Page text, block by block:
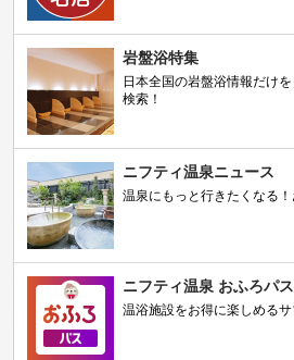
岩盤浴特集
日本全国の岩盤浴情報だけ
検索！
ニフティ温泉ニュース
温泉にもっと行きたくなる
ニフティ温泉 おふろパス
温浴施設をお得に楽しめる